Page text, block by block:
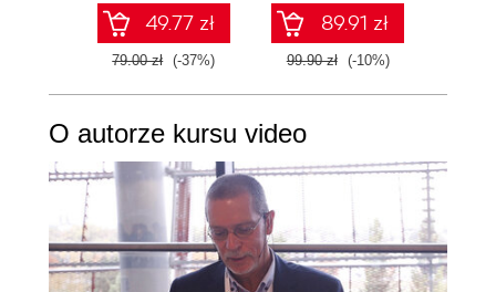
49.77 zł
79.00 zł (-37%)
89.91 zł
99.90 zł (-10%)
O autorze kursu video